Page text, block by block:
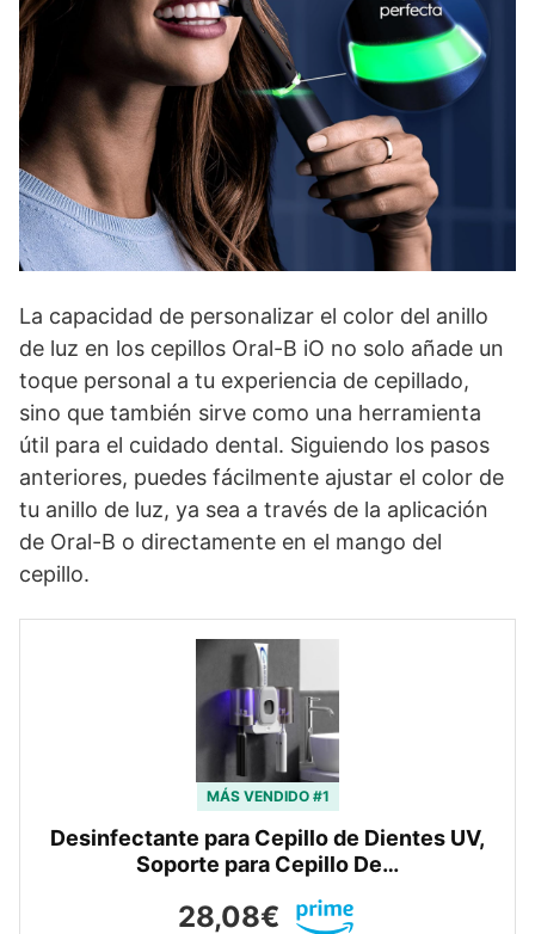
La capacidad de personalizar el color del anillo
de luz en los cepillos Oral-B iO no solo añade un
toque personal a tu experiencia de cepillado,
sino que también sirve como una herramienta
útil para el cuidado dental. Siguiendo los pasos
anteriores, puedes fácilmente ajustar el color de
tu anillo de luz, ya sea a través de la aplicación
de Oral-B o directamente en el mango del
cepillo.
MÁS VENDIDO #1
Desinfectante para Cepillo de Dientes UV,
Soporte para Cepillo De…
28,08€